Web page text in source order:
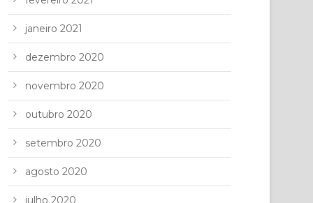
janeiro 2021
dezembro 2020
novembro 2020
outubro 2020
setembro 2020
agosto 2020
julho 2020